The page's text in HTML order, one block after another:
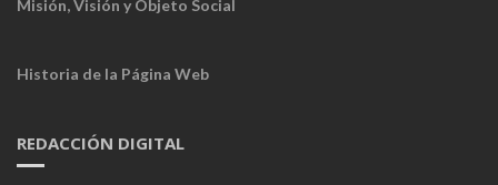
Misión, Visión y Objeto Social
Historia de la Página Web
REDACCIÓN DIGITAL